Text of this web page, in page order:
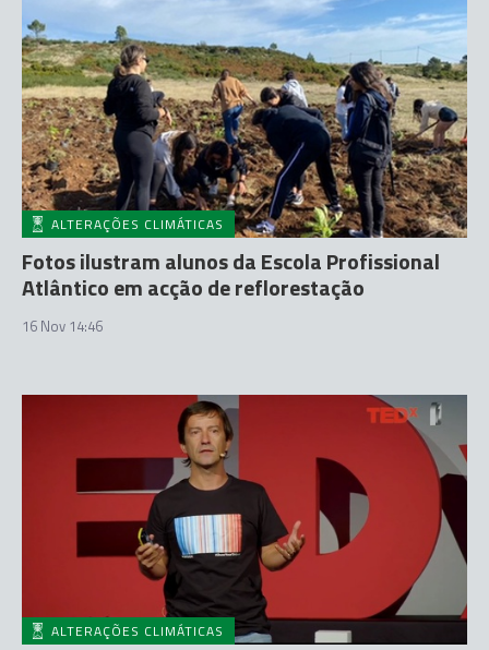
ALTERAÇÕES CLIMÁTICAS
Fotos ilustram alunos da Escola Profissional
Atlântico em acção de reflorestação
16 Nov 14:46
ALTERAÇÕES CLIMÁTICAS